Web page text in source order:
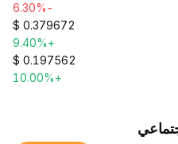
-6.30%
$ 0.379672
+9.40%
$ 0.197562
+10.00%